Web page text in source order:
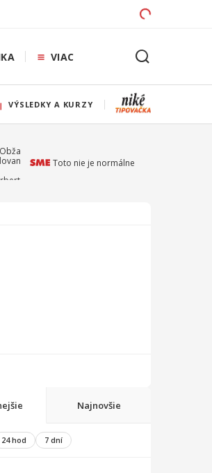
VIAC
VÝSLEDKY A KURZY
Toto nie je normálne
Najnovšie
24 hod 7 dní